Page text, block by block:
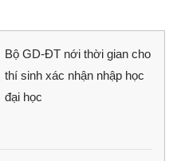
Bộ GD-ĐT nới thời gian cho
thí sinh xác nhận nhập học
đại học